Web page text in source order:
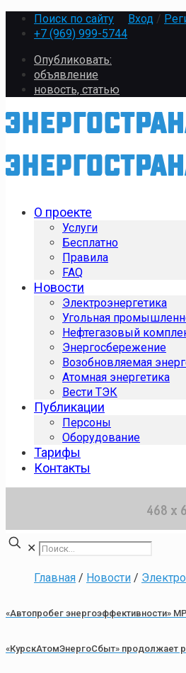
Поиск по сайту Вход /
+7 (969) 999-5744
Опубликовать:
объявление
новость, статью
О проекте
Услуги
Бесплатно
Правила
FAQ
Новости
Электроэнергетика
Угольная
Нефтегазовый
Энергосбережение
Возобновляемая
Атомная энергетика
Вести ТЭК
Публикации
Персоны
Оборудование
Тарифы
Контакты
✕
Главная / Новости /
«Автопробег энергоэффективности»
«КурскАтомЭнергоСбыт» продолжает